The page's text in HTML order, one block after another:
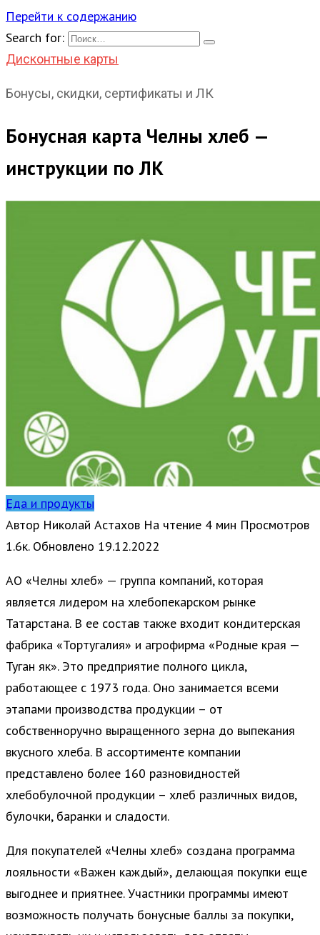
Перейти к содержанию
Search for:
Дисконтные карты
Бонусы, скидки, сертификаты и ЛК
Бонусная карта Челны хлеб —
инструкции по ЛК
Еда и продукты
Автор Николай Астахов На чтение 4 мин Просмотров
1.6к. Обновлено 19.12.2022
АО «Челны хлеб» — группа компаний, которая
является лидером на хлебопекарском рынке
Татарстана. В ее состав также входит кондитерская
фабрика «Тортугалия» и агрофирма «Родные края —
Туган як». Это предприятие полного цикла,
работающее с 1973 года. Оно занимается всеми
этапами производства продукции – от
собственноручно выращенного зерна до выпекания
вкусного хлеба. В ассортименте компании
представлено более 160 разновидностей
хлебобулочной продукции – хлеб различных видов,
булочки, баранки и сладости.
Для покупателей «Челны хлеб» создана программа
лояльности «Важен каждый», делающая покупки еще
выгоднее и приятнее. Участники программы имеют
возможность получать бонусные баллы за покупки,